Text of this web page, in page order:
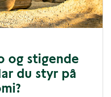
og stigende
du styr på